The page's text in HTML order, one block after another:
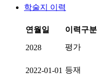
학술지 이력
연월일
이력구분
2028 평가
2022-01-01 등재